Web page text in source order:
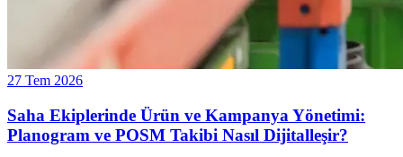
27 Tem 2026
Saha Ekiplerinde Ürün ve Kampanya Yönetimi:
Planogram ve POSM Takibi Nasıl Dijitalleşir?